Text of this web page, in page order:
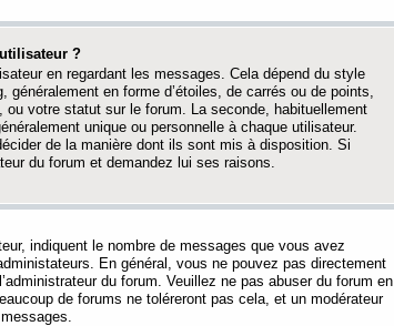
?
en regardant les messages. Cela dépend du style
en forme d’étoiles, de carrés ou de points,
votre statut sur le forum. La seconde, habituellement
unique ou personnelle à chaque utilisateur.
de la manière dont ils sont mis à disposition. Si
du forum et demandez lui ses raisons.
indiquent le nombre de messages que vous avez
En général, vous ne pouvez pas directement
du forum. Veuillez ne pas abuser du forum en
de forums ne toléreront pas cela, et un modérateur